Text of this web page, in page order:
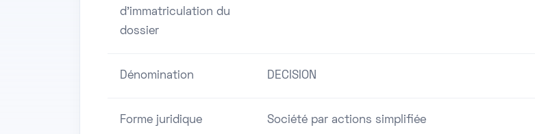
d'immatriculation du
dossier
Dénomination DECISION
Forme juridique Société par actions simplifiée